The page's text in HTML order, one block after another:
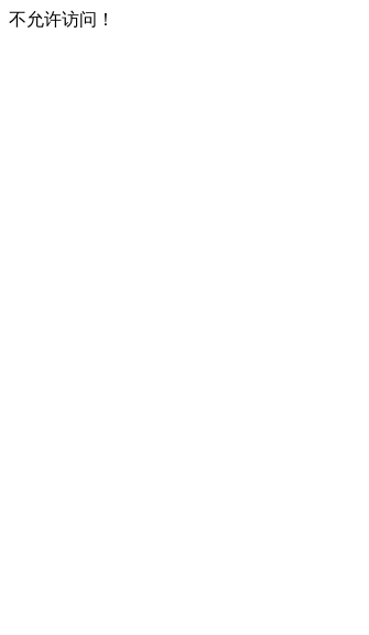
不允许访问！